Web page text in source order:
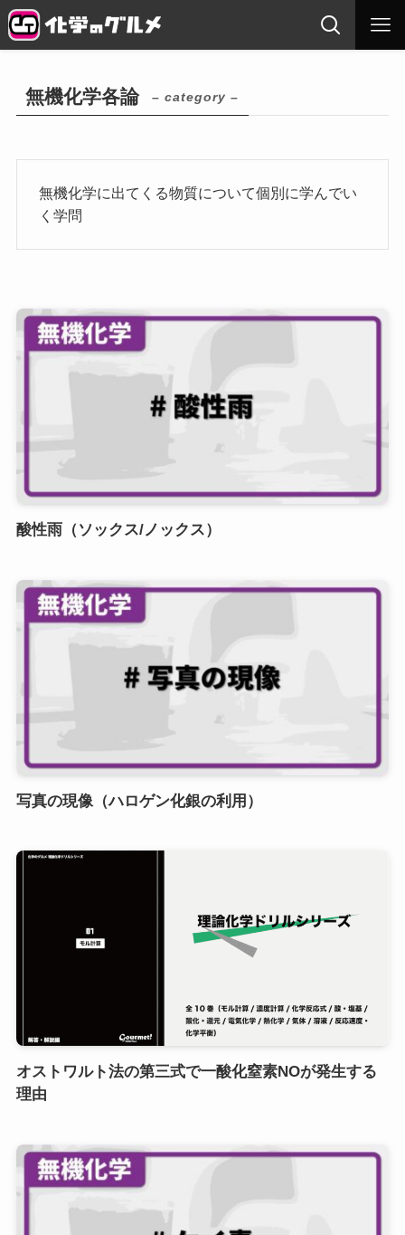
無機化学各論 – category –
無機化学に出てくる物質について個別に学んでい
く学問
酸性雨（ソックス/ノックス）
写真の現像（ハロゲン化銀の利用）
オストワルト法の第三式で一酸化窒素NOが発生する
理由